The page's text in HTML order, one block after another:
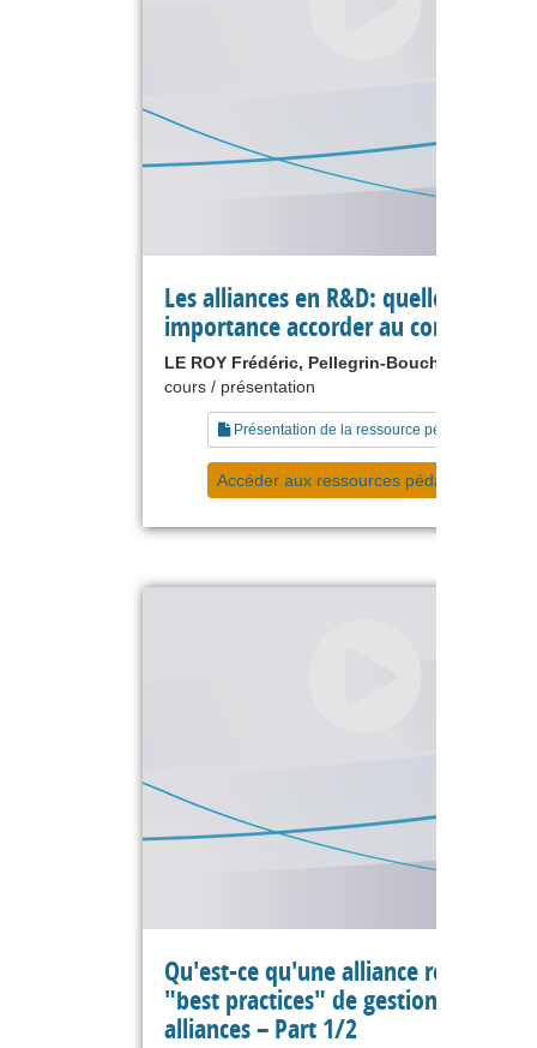
Les alliances en R&D: quelle
importance accorder au contrat ?
LE ROY Frédéric, Pellegrin-Boucher Estelle
cours / présentation
Présentation de la ressource pédagogique
Accéder aux ressources pédagogiques
Qu'est-ce qu'une alliance réussie :
"best practices" de gestion des
alliances – Part 1/2